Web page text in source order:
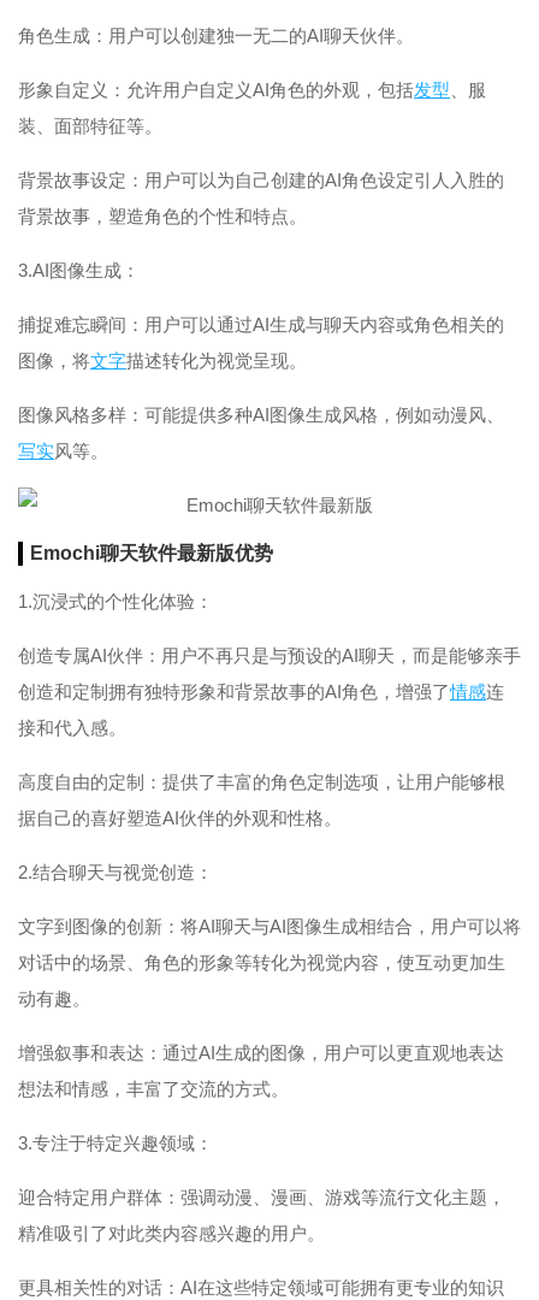
角色生成：用户可以创建独一无二的AI聊天伙伴。
形象自定义：允许用户自定义AI角色的外观，包括发型 、服
装、面部特征等。
背景故事设定：用户可以为自己创建的AI角色设定引人入胜的
背景故事，塑造角色的个性和特点。
3.AI图像生成：
捕捉难忘瞬间：用户可以通过AI生成与聊天内容或角色相关的
图像，将文字描述转化为视觉呈现。
图像风格多样：可能提供多种AI图像生成风格，例如动漫风、
写实风等。
Emochi聊天软件最新版优势
1.沉浸式的个性化体验：
创造专属AI伙伴：用户不再只是与预设的AI聊天，而是能够亲手
创造和定制拥有独特形象和背景故事的AI角色，增强了情感连
接和代入感。
高度自由的定制：提供了丰富的角色定制选项，让用户能够根
据自己的喜好塑造AI伙伴的外观和性格。
2.结合聊天与视觉创造：
文字到图像的创新：将AI聊天与AI图像生成相结合，用户可以将
对话中的场景、角色的形象等转化为视觉内容，使互动更加生
动有趣。
增强叙事和表达：通过AI生成的图像，用户可以更直观地表达
想法和情感，丰富了交流的方式。
3.专注于特定兴趣领域：
迎合特定用户群体：强调动漫、漫画、游戏等流行文化主题，
精准吸引了对此类内容感兴趣的用户。
更具相关性的对话：AI在这些特定领域可能拥有更专业的知识